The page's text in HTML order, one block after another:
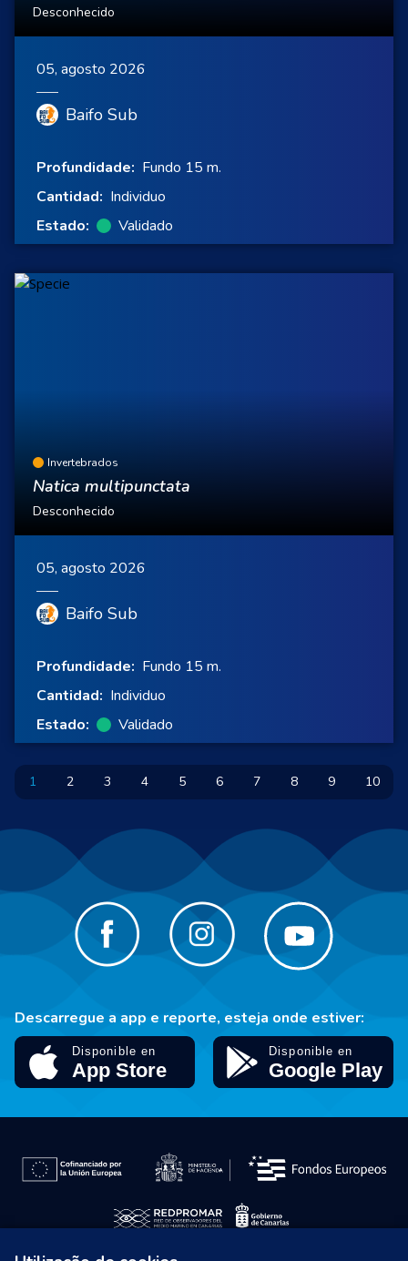
Desconhecido
05, agosto 2026
Baifo Sub
Profundidade: Fundo 15 m.
Cantidad: Individuo
Estado:
Validado
Invertebrados
Natica multipunctata
Desconhecido
05, agosto 2026
Baifo Sub
Profundidade: Fundo 15 m.
Cantidad: Individuo
Estado:
Validado
1 2 3 4 5 6 7 8 9 10
Descarregue a app e reporte, esteja onde estiver: